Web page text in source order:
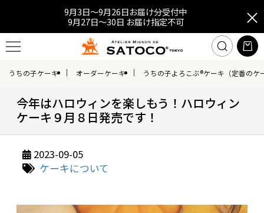
9月3日～9月26日お届け分受付中
9月27日～30日 お届け指定不可
うちの子ケーキ オーダーケーキ うちの子よろこぶ®ケーキ（定番のケ
今年はハロウィンを楽しもう！ハロウィン
ケーキ９月８日発売です！
2023-09-05
ケーキについて